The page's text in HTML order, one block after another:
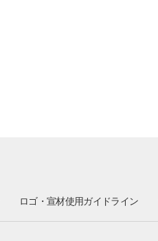
ロゴ・宣材使用ガイドライン